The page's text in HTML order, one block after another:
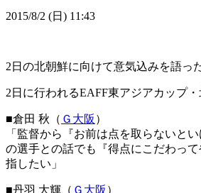
2015/8/2 (日) 11:43
2日の北朝鮮に向けて意気込みを語っ
2日に行われるEAFF東アジアカップ
■倉田 秋（ Ｇ大阪 ）
「監督から『お前は点を取らないと
の選手との話でも『得点にこだわっ
指したい」
■丹羽 大輝（ Ｇ大阪 ）